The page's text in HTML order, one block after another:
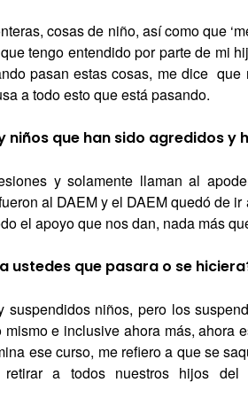
cosas de niño, así como que
tengo entendido por parte de mi
pasan estas cosas, me dice
a todo esto que está pasando.
niños que han sido agredidos y
y solamente llaman al
al DAEM y el DAEM quedó de
el apoyo que nos dan, nada más
ustedes que pasara o se
suspendidos niños, pero los
e inclusive ahora más, ahora
ese curso, me refiero a que se
retirar a todos nuestros hijos